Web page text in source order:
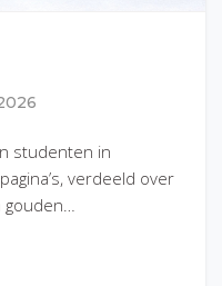
studenten in
verdeeld over